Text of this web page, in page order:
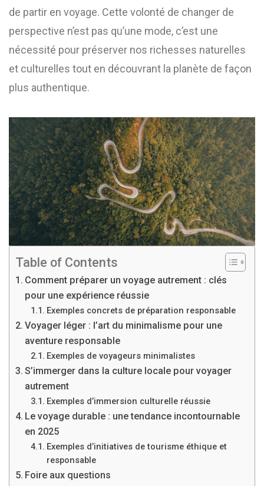
de partir en voyage. Cette volonté de changer de
perspective n’est pas qu’une mode, c’est une
nécessité pour préserver nos richesses naturelles
et culturelles tout en découvrant la planète de façon
plus authentique.
Table of Contents
Comment préparer un voyage autrement : clés
pour une expérience réussie
Exemples concrets de préparation responsable
Voyager léger : l’art du minimalisme pour une
aventure responsable
Exemples de voyageurs minimalistes
S’immerger dans la culture locale pour voyager
autrement
Exemples d’immersion culturelle réussie
Le voyage durable : une tendance incontournable
en 2025
Exemples d’initiatives de tourisme éthique et
responsable
Foire aux questions